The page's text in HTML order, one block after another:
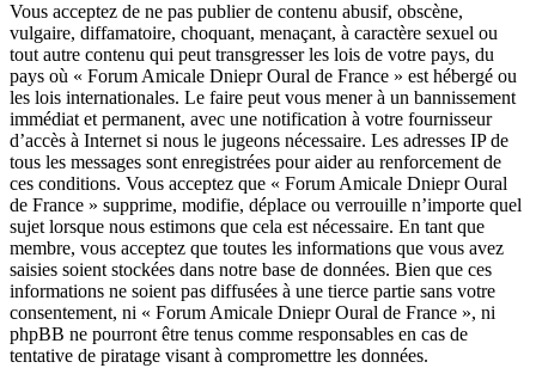
Vous acceptez de ne pas publier de contenu abusif, obscène,
vulgaire, diffamatoire, choquant, menaçant, à caractère sexuel ou
tout autre contenu qui peut transgresser les lois de votre pays, du
pays où « Forum Amicale Dniepr Oural de France » est hébergé ou
les lois internationales. Le faire peut vous mener à un bannissement
immédiat et permanent, avec une notification à votre fournisseur
d’accès à Internet si nous le jugeons nécessaire. Les adresses IP de
tous les messages sont enregistrées pour aider au renforcement de
ces conditions. Vous acceptez que « Forum Amicale Dniepr Oural
de France » supprime, modifie, déplace ou verrouille n’importe quel
sujet lorsque nous estimons que cela est nécessaire. En tant que
membre, vous acceptez que toutes les informations que vous avez
saisies soient stockées dans notre base de données. Bien que ces
informations ne soient pas diffusées à une tierce partie sans votre
consentement, ni « Forum Amicale Dniepr Oural de France », ni
phpBB ne pourront être tenus comme responsables en cas de
tentative de piratage visant à compromettre les données.